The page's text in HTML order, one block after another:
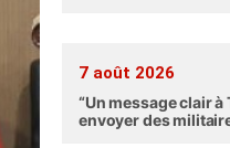
7 août 2026
“Un message clair à
envoyer des